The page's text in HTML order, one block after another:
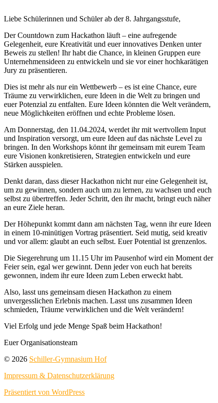
Liebe Schülerinnen und Schüler ab der 8. Jahrgangsstufe,
Der Countdown zum Hackathon läuft – eine aufregende
Gelegenheit, eure Kreativität und euer innovatives Denken unter
Beweis zu stellen! Ihr habt die Chance, in kleinen Gruppen eure
Unternehmensideen zu entwickeln und sie vor einer hochkarätigen
Jury zu präsentieren.
Dies ist mehr als nur ein Wettbewerb – es ist eine Chance, eure
Träume zu verwirklichen, eure Ideen in die Welt zu bringen und
euer Potenzial zu entfalten. Eure Ideen könnten die Welt verändern,
neue Möglichkeiten eröffnen und echte Probleme lösen.
Am Donnerstag, den 11.04.2024, werdet ihr mit wertvollem Input
und Inspiration versorgt, um eure Ideen auf das nächste Level zu
bringen. In den Workshops könnt ihr gemeinsam mit eurem Team
eure Visionen konkretisieren, Strategien entwickeln und eure
Stärken ausspielen.
Denkt daran, dass dieser Hackathon nicht nur eine Gelegenheit ist,
um zu gewinnen, sondern auch um zu lernen, zu wachsen und euch
selbst zu übertreffen. Jeder Schritt, den ihr macht, bringt euch näher
an eure Ziele heran.
Der Höhepunkt kommt dann am nächsten Tag, wenn ihr eure Ideen
in einem 10-minütigen Vortrag präsentiert. Seid mutig, seid kreativ
und vor allem: glaubt an euch selbst. Euer Potential ist grenzenlos.
Die Siegerehrung um 11.15 Uhr im Pausenhof wird ein Moment der
Feier sein, egal wer gewinnt. Denn jeder von euch hat bereits
gewonnen, indem ihr eure Ideen zum Leben erweckt habt.
Also, lasst uns gemeinsam diesen Hackathon zu einem
unvergesslichen Erlebnis machen. Lasst uns zusammen Ideen
schmieden, Träume verwirklichen und die Welt verändern!
Viel Erfolg und jede Menge Spaß beim Hackathon!
Euer Organisationsteam
© 2026 Schiller-Gymnasium Hof
Impressum & Datenschutzerklärung
Präsentiert von WordPress